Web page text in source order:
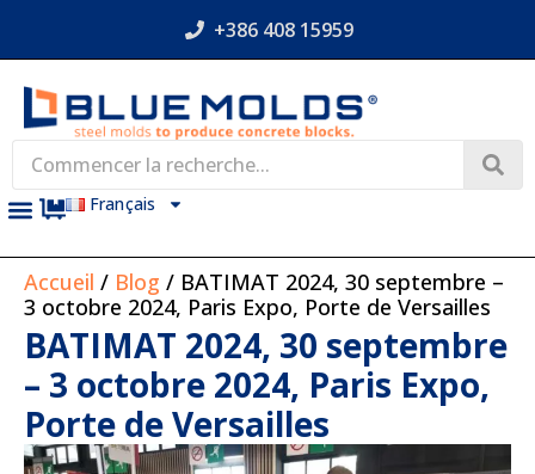
+386 408 15959
Français
Accueil / Blog / BATIMAT 2024, 30 septembre –
3 octobre 2024, Paris Expo, Porte de Versailles
BATIMAT 2024, 30 septembre
– 3 octobre 2024, Paris Expo,
Porte de Versailles